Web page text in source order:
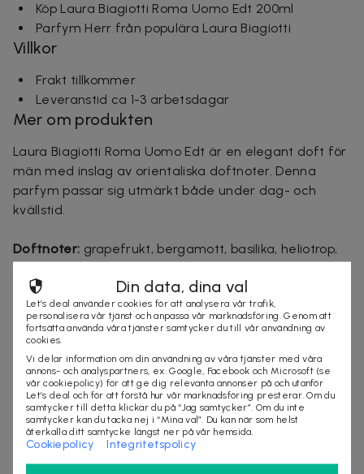
Köp Laura Biagiotti Roma Uomo Edt 200ml
Parfym Herr från populära Laura Biagiotti
Villkor
Frakt tillkommer
Leveranstid ca 1-3 arbetsdagar
Mer om produkten
Laura Biagiotti Roma Uomo Edt är en elegant doft för
män med inslag av orientaliska doftnoter. Denna
parfym passar sig utmärkt både under dag- och
kvällstid.
Doftnoter: grapefrukt, bergamott, basilika, heliotrop,
Säljes av
StylingAgenten
Organisationsnummer:556797-9819
Din data, dina val
Let’s deal använder cookies för att analysera vår trafik,
personalisera vår tjänst och anpassa vår marknadsföring. Genom att
fortsätta använda våra tjänster samtycker du till vår användning av
cookies.
Vi delar information om din användning av våra tjänster med våra
annons- och analyspartners, ex. Google, Facebook och Microsoft (se
vår cookiepolicy) för att ge dig relevanta annonser på och utanför
Let’s deal och för att förstå hur vår marknadsföring presterar. Om du
samtycker till detta klickar du på “Jag samtycker”. Om du inte
samtycker kan du tacka nej i “Mina val”. Du kan när som helst
återkalla ditt samtycke längst ner på vår hemsida.
Cookiepolicy Integritetspolicy